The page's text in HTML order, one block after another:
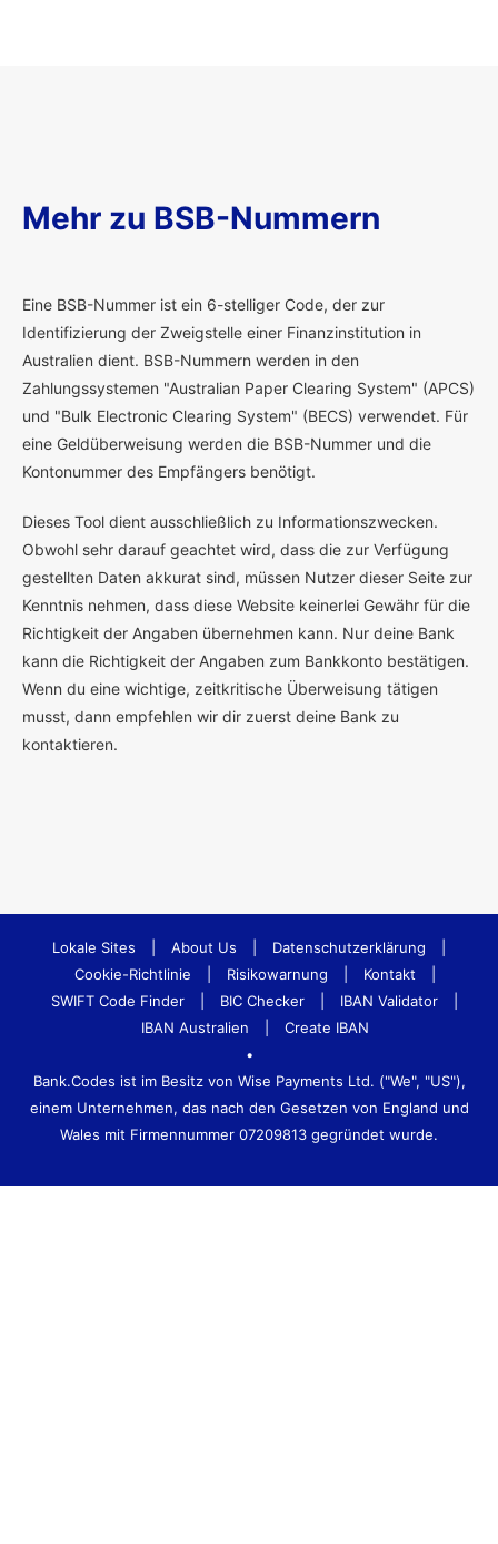
Mehr zu BSB-Nummern
Eine BSB-Nummer ist ein 6-stelliger Code, der zur
Identifizierung der Zweigstelle einer Finanzinstitution in
Australien dient. BSB-Nummern werden in den
Zahlungssystemen "Australian Paper Clearing System" (APCS)
und "Bulk Electronic Clearing System" (BECS) verwendet. Für
eine Geldüberweisung werden die BSB-Nummer und die
Kontonummer des Empfängers benötigt.
Dieses Tool dient ausschließlich zu Informationszwecken.
Obwohl sehr darauf geachtet wird, dass die zur Verfügung
gestellten Daten akkurat sind, müssen Nutzer dieser Seite zur
Kenntnis nehmen, dass diese Website keinerlei Gewähr für die
Richtigkeit der Angaben übernehmen kann. Nur deine Bank
kann die Richtigkeit der Angaben zum Bankkonto bestätigen.
Wenn du eine wichtige, zeitkritische Überweisung tätigen
musst, dann empfehlen wir dir zuerst deine Bank zu
kontaktieren.
Lokale Sites About Us Datenschutzerklärung
Cookie-Richtlinie
Risikowarnung Kontakt
SWIFT Code Finder
BIC Checker IBAN Validator
IBAN Australien
Create IBAN
•
Bank.Codes ist im Besitz von Wise Payments Ltd. ("We", "US"),
einem Unternehmen, das nach den Gesetzen von England und
Wales mit Firmennummer 07209813 gegründet wurde.